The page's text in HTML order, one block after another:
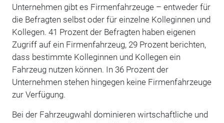
Unternehmen gibt es Firmenfahrzeuge – entweder für
die Befragten selbst oder für einzelne Kolleginnen und
Kollegen. 41 Prozent der Befragten haben eigenen
Zugriff auf ein Firmenfahrzeug, 29 Prozent berichten,
dass bestimmte Kolleginnen und Kollegen ein
Fahrzeug nutzen können. In 36 Prozent der
Unternehmen stehen hingegen keine Firmenfahrzeuge
zur Verfügung.
Bei der Fahrzeugwahl dominieren wirtschaftliche und